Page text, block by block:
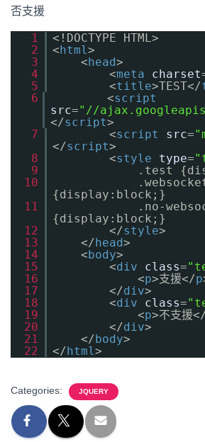
否支援
1
<!DOCTYPE HTML>
2
<html>
3
<head>
4
<meta charset
5
<title>TEST</
6
<script
src="//
</script>
7
<script src=
</script>
8
<style type=
9
.test
10
{display:block;}
11
.no-
{display:block;}
12
</style>
13
</head>
14
<body>
15
<div class=
16
<p>支援</p
17
</div>
18
<div class=
19
<p>不支援
20
</div>
21
</body>
22
</html>
Categories: JQUERY